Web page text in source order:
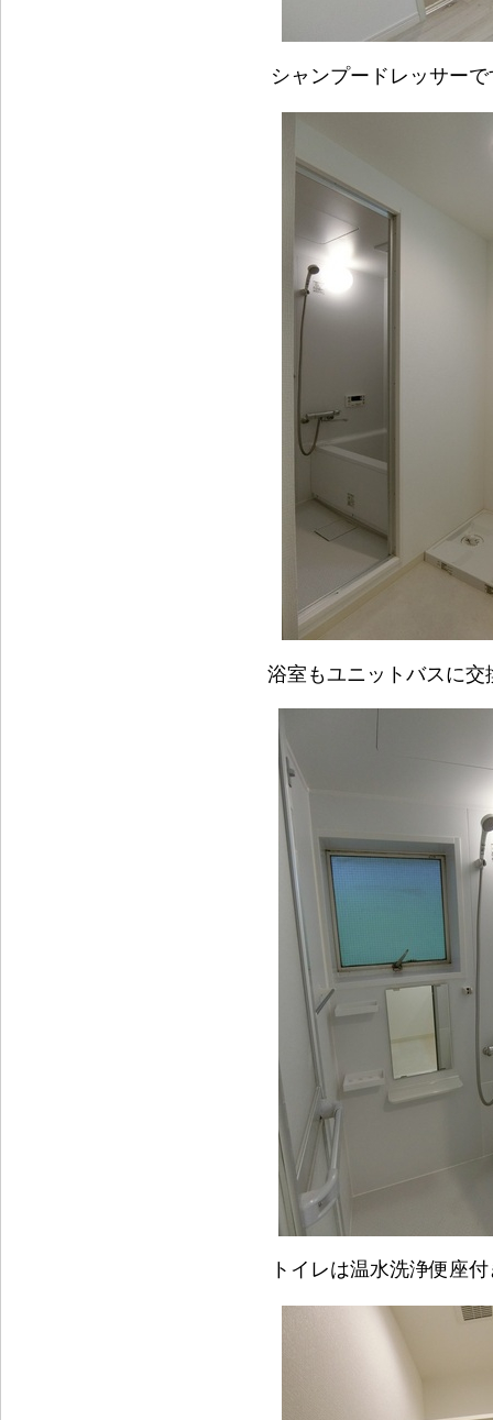
シャンプードレッサー
浴室もユニットバスに交
トイレは温水洗浄便座